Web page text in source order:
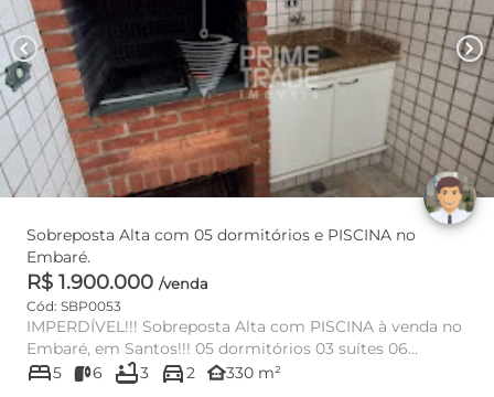
chevron_left chevron_right
Sobreposta Alta com 05 dormitórios e PISCINA no
Embaré.
R$ 1.900.000 /venda
Cód: SBP0053
IMPERDÍVEL!!! Sobreposta Alta com PISCINA à venda no
Embaré, em Santos!!! 05 dormitórios 03 suítes 06
banhe...
bed5 6 bathtub3 directions_car2 other_houses330 m²